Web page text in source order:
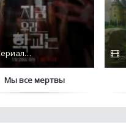
2022 / Netflix
Мы все мертвы